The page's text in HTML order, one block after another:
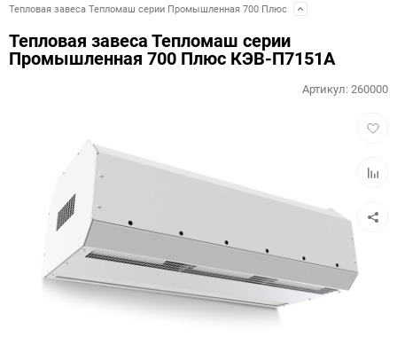
Тепловая завеса Тепломаш серии Промышленная 700 Плюс
Тепловая завеса Тепломаш серии
Промышленная 700 Плюс КЭВ-П7151A
Артикул:260000